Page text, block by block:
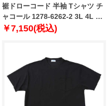
裾ドローコード 半袖 Tシャツ チ
ャコール 1278-6262-2 3L 4L 5L
6L 8L
￥7,150(税込)